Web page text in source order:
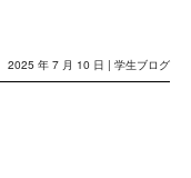
2025 年 7 月 10 日 | 学生ブログ